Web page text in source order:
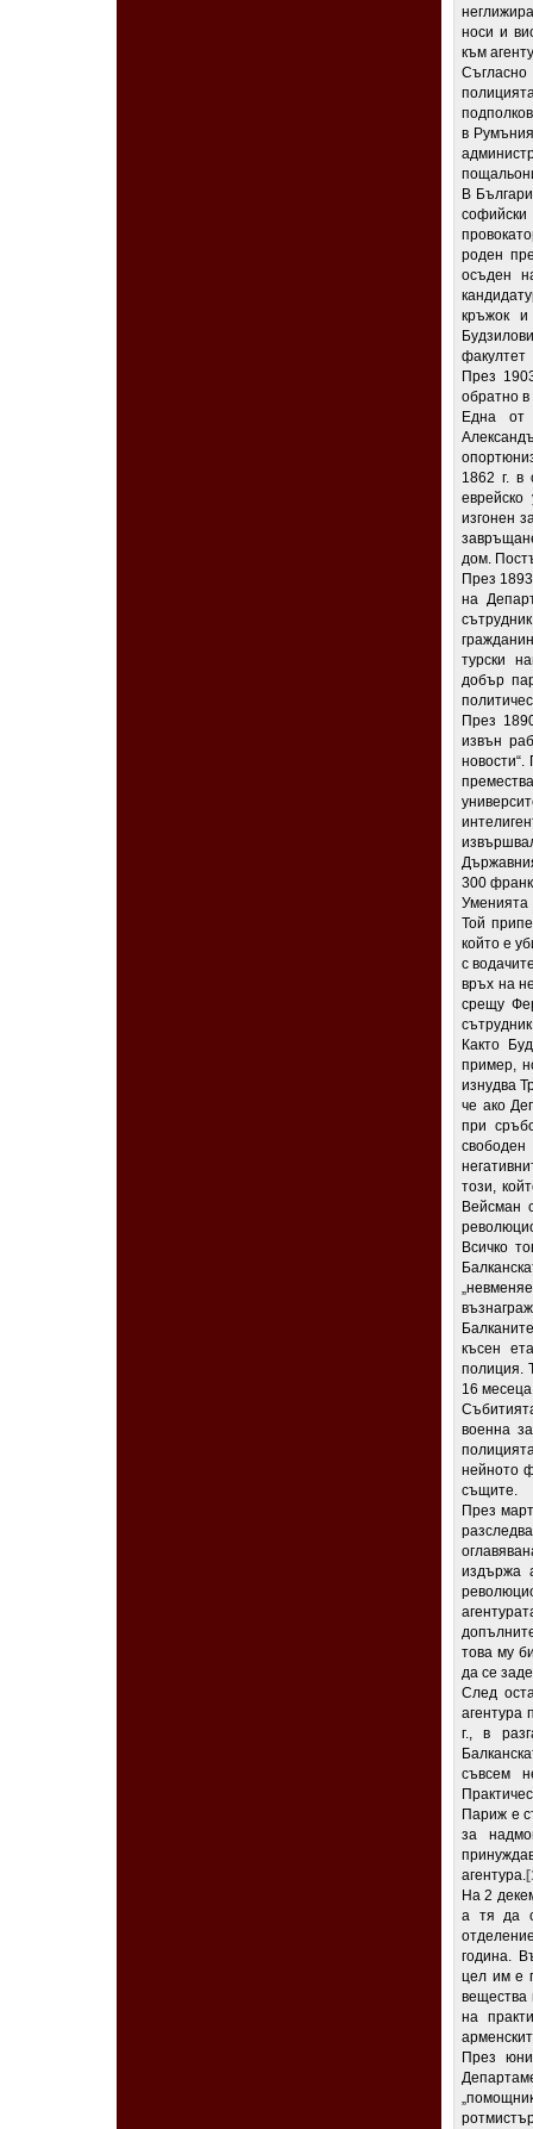
носи и
към
в
В
роден
осъден
кръжок
факултет
През
обратно
Една от
1862 г. в
изгонен
дом.
През
на
турски
добър
През
извън
300
Уменията
Той
който е
с
връх на
срещу
Както
пример,
изнудва
че ако
при
този,
Вейсман
Всичко
късен
полиция.
16
военна
нейното
същите.
През
издържа
това му
да се
След
агентура
г., в
съвсем
Париж е
за
агентура.
На 2
а тя да
година.
цел им е
вещества
на
През